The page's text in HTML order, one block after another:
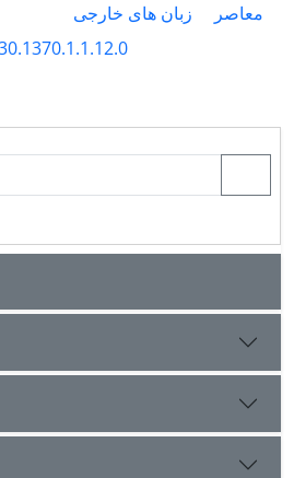
معاصر
زبان های خارجی